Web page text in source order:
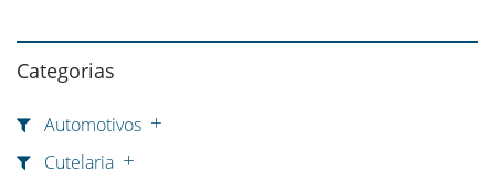
Categorias
Automotivos
Cutelaria